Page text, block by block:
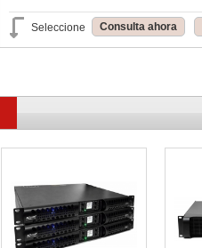
Seleccione Consulta ahora